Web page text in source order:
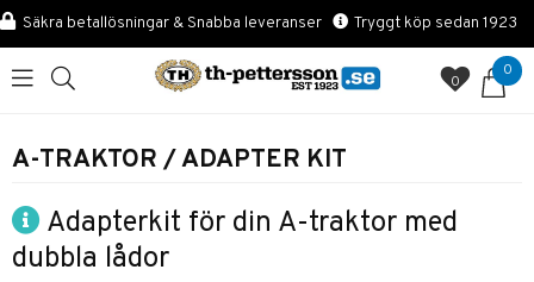
Säkra betallösningar & Snabba leveranser Tryggt köp sedan 1923
0
0
A-TRAKTOR / ADAPTER KIT
Adapterkit för din A-traktor med
dubbla lådor